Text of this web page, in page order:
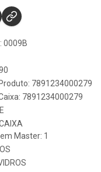
0009B
7891234000279
7891234000279
Master: 1